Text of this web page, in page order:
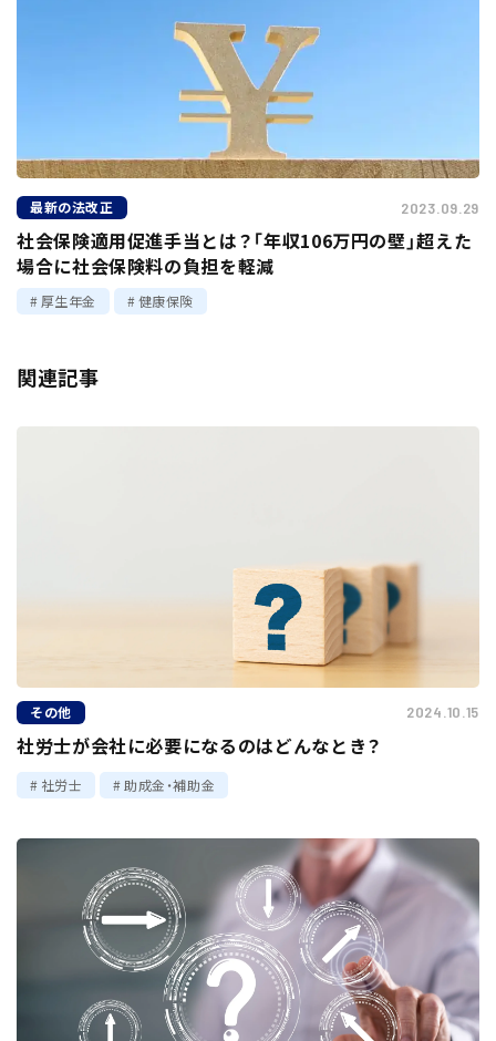
最新の法改正 2023.09.29
社会保険適用促進手当とは？「年収106万円の壁」超えた
場合に社会保険料の負担を軽減
厚生年金 健康保険
関連記事
その他 2024.10.15
社労士が会社に必要になるのはどんなとき？
社労士 助成金・補助金